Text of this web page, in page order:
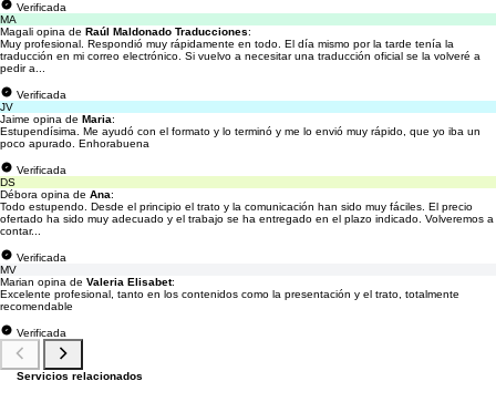
Verificada
MA
Magali opina de Raúl Maldonado Traducciones:
Muy profesional. Respondió muy rápidamente en todo. El día mismo por la tarde tenía la
traducción en mi correo electrónico. Si vuelvo a necesitar una traducción oficial se la volveré a
pedir a...
Verificada
JV
Jaime opina de Maria:
Estupendísima. Me ayudó con el formato y lo terminó y me lo envió muy rápido, que yo iba un
poco apurado. Enhorabuena
Verificada
DS
Débora opina de Ana:
Todo estupendo. Desde el principio el trato y la comunicación han sido muy fáciles. El precio
ofertado ha sido muy adecuado y el trabajo se ha entregado en el plazo indicado. Volveremos a
contar...
Verificada
MV
Marian opina de Valeria Elisabet:
Excelente profesional, tanto en los contenidos como la presentación y el trato, totalmente
recomendable
Verificada
Servicios relacionados